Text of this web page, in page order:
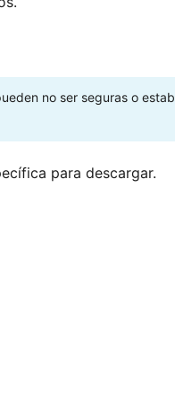
no ser seguras o
para descargar.